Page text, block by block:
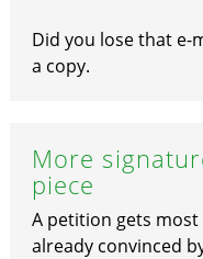
Did you lose that e-
a copy.
More
piece
A petition gets
already convinced